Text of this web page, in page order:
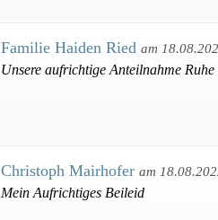
Familie Haiden Ried am
Unsere aufrichtige Anteilnahme
Christoph Mairhofer am
Mein Aufrichtiges Beileid